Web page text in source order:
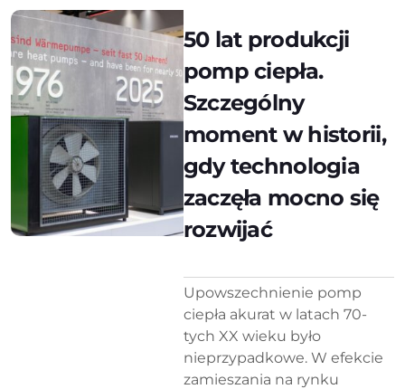
50 lat produkcji
pomp ciepła.
Szczególny
moment w historii,
gdy technologia
zaczęła mocno się
rozwijać
Upowszechnienie pomp
ciepła akurat w latach 70-
tych XX wieku było
nieprzypadkowe. W efekcie
zamieszania na rynku